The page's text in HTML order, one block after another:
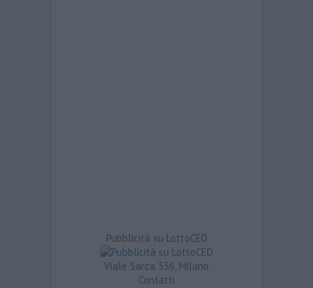
Pubblicità su LottoCED
Viale Sarca 336, Milano
Contatti